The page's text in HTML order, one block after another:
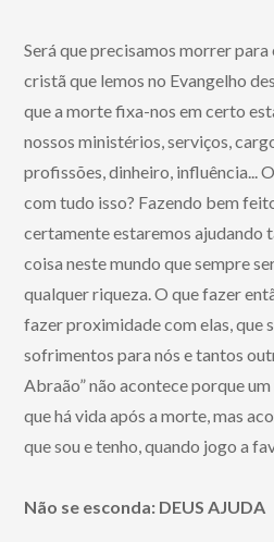
Será que precisamos morrer
cristã que lemos no Evangelho
que a morte fixa-nos em certo
nossos ministérios, serviços,
profissões, dinheiro, influência...
com tudo isso? Fazendo bem
certamente estaremos ajudando
coisa neste mundo que sempre
qualquer riqueza. O que fazer
fazer proximidade com elas, que
sofrimentos para nós e tantos
Abraão” não acontece porque
que há vida após a morte, mas
que sou e tenho, quando jogo a
Não se esconda: DEUS AJUDA